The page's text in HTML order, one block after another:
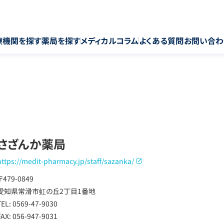
関を探す薬局を探すメディカルコラムよくある質問お問い合
ざんか薬局
medit-pharmacy.jp/staff/sazanka/
479-0849
知県常滑市虹の丘2丁目1番地
0569-47-9030
056-947-9031